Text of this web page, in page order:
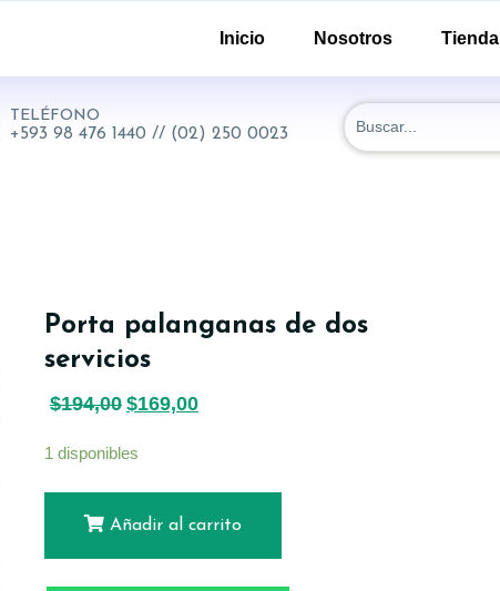
TELÉFONO
+593 98 476 1440 // (02) 250 0023
Inicio Nosotros Tienda
Porta palanganas de dos
servicios
$194,00 $169,00
1 disponibles
Añadir al carrito